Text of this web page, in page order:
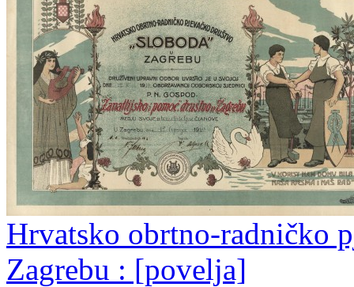
Hrvatsko obrtno-radničko
Zagrebu : [povelja]